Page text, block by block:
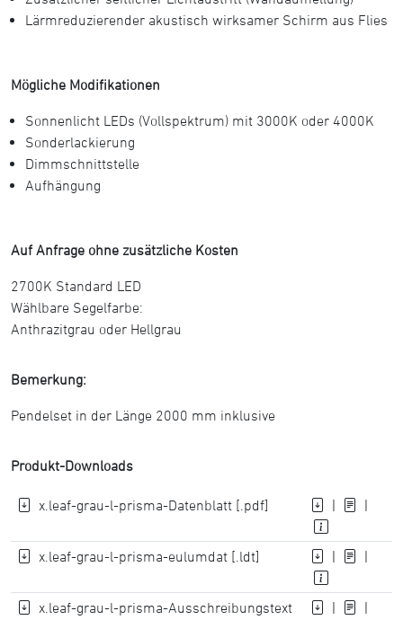
Lärmreduzierender akustisch wirksamer Schirm aus Flies
Mögliche Modifikationen
Sonnenlicht LEDs (Vollspektrum) mit 3000K oder 4000K
Sonderlackierung
Dimmschnittstelle
Aufhängung
Auf Anfrage ohne zusätzliche Kosten
2700K Standard LED
Wählbare Segelfarbe:
Anthrazitgrau oder Hellgrau
Bemerkung:
Pendelset in der Länge 2000 mm inklusive
Produkt-Downloads
x.leaf-grau-l-prisma-Datenblatt [.pdf] | |
x.leaf-grau-l-prisma-eulumdat [.ldt] | |
x.leaf-grau-l-prisma-Ausschreibungstext | |